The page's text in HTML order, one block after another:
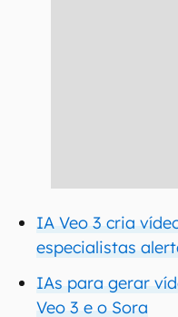
IA Veo 3 cria
especialistas
IAs para gerar
Veo 3 e o Sora